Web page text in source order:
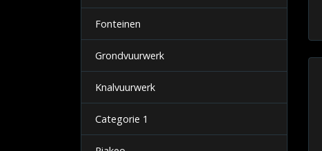
Fonteinen
Grondvuurwerk
Knalvuurwerk
Categorie 1